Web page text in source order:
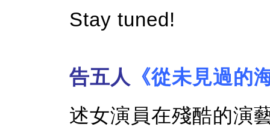
Stay tuned!
告五人 《從未見過的
述女演員在殘酷的演